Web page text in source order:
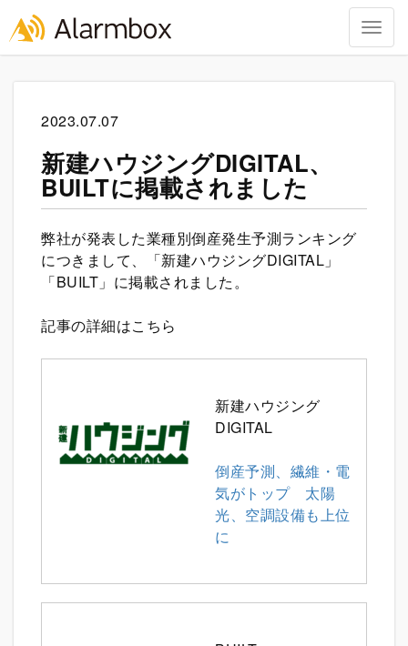
2023.07.07
新建ハウジングDIGITAL、
BUILTに掲載されました
弊社が発表した業種別倒産発生予測ランキング
につきまして、「新建ハウジングDIGITAL 」
「BUILT」に掲載されました。
記事の詳細はこちら
新建ハウジング
DIGITAL
倒産予測、繊維・電
気がトップ 太陽
光、空調設備も上位
に